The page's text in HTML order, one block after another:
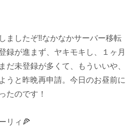
ましたぞ‼️なかなかサーバー移転
録が進まず、ヤキモキし、１ヶ月
だ未登録が多くて、もういいや、
うと昨晩再申請。今日のお昼前に
たのです！
リィ🍕